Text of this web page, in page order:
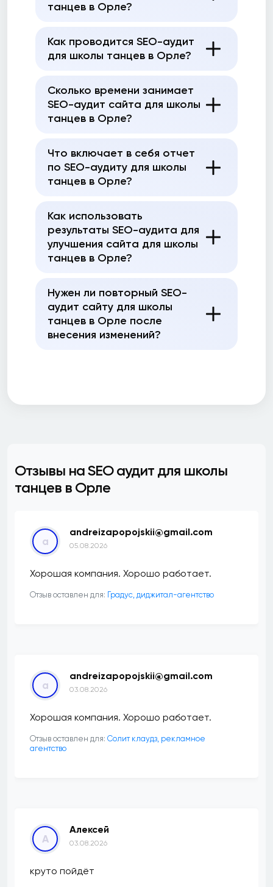
танцев в Орле?
Как проводится SEO-аудит
для школы танцев в Орле?
Сколько времени занимает
SEO-аудит сайта для школы
танцев в Орле?
Что включает в себя отчет
по SEO-аудиту для школы
танцев в Орле?
Как использовать
результаты SEO-аудита для
улучшения сайта для школы
танцев в Орле?
Нужен ли повторный SEO-
аудит сайту для школы
танцев в Орле после
внесения изменений?
Отзывы на SEO аудит для школы
танцев в Орле
a
andreizapopojskii@gmail.com
05.08.2026
Хорошая компания. Хорошо работает.
Отзыв оставлен для: ​Градус, диджитал-агентство
a
andreizapopojskii@gmail.com
03.08.2026
Хорошая компания. Хорошо работает.
Отзыв оставлен для: Солит клаудз, рекламное
агентство
А
Алексей
03.08.2026
круто пойдёт